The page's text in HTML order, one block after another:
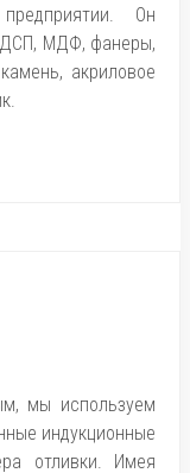
Он
ДСП, МДФ, фанеры,
акриловое
мы используем
индукционные
отливки. Имея